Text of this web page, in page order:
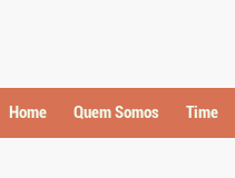
Home Quem Somos Time